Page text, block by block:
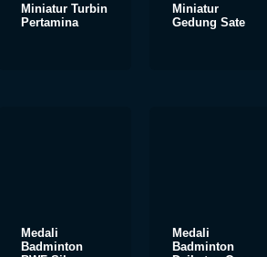
Miniatur Turbin
Pertamina
Miniatur
Gedung Sate
Medali
Badminton
Medali
Badminton